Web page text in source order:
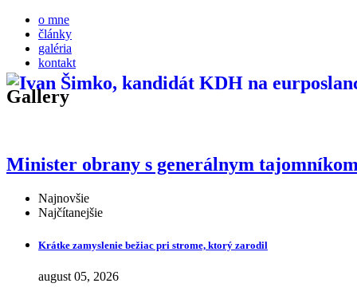
o mne
články
galéria
kontakt
Gallery
Minister obrany s generálnym
Najnovšie
Najčítanejšie
Krátke zamyslenie bežiac pri strome, ktorý zarodil
august 05, 2026